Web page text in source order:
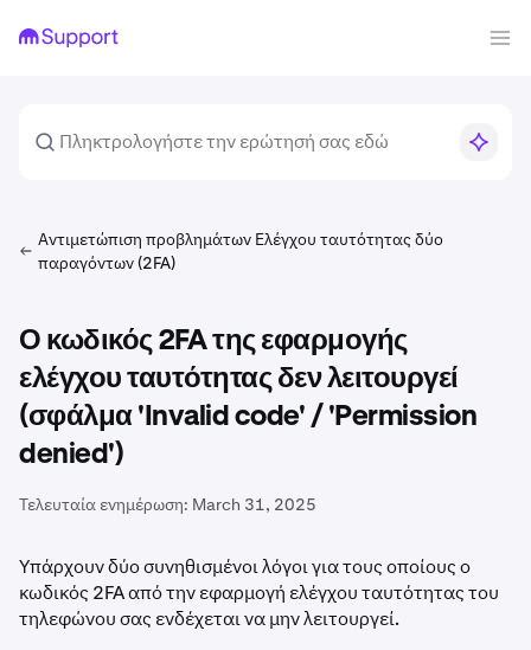
Αντιμετώπιση προβλημάτων Ελέγχου ταυτότητας δύο
παραγόντων (2FA)
Ο κωδικός 2FA της εφαρμογής
ελέγχου ταυτότητας δεν λειτουργεί
(σφάλμα 'Invalid code' / 'Permission
denied')
Τελευταία ενημέρωση: March 31, 2025
Υπάρχουν δύο συνηθισμένοι λόγοι για τους οποίους ο
κωδικός 2FA από την εφαρμογή ελέγχου ταυτότητας του
τηλεφώνου σας ενδέχεται να μην λειτουργεί.